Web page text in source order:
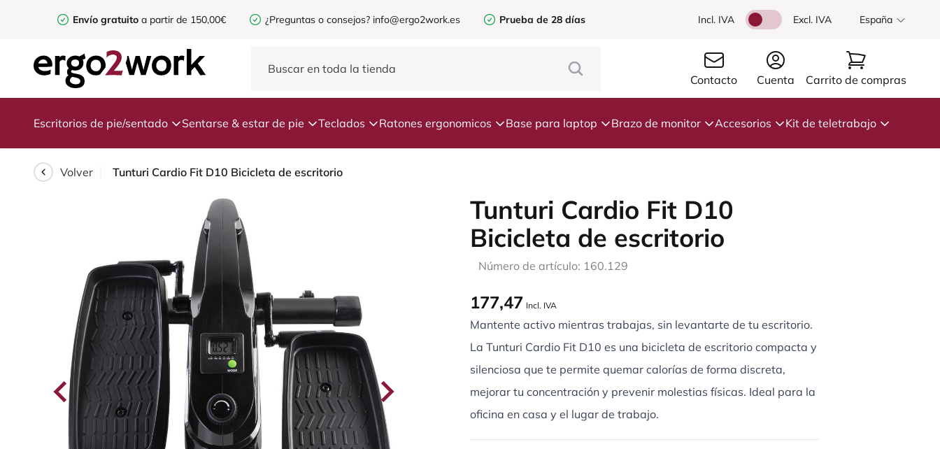
Envío gratuito a partir de 150,00€ ¿Preguntas o consejos? info@ergo2work.es Prueba de 28 días Incl. IVA Excl. IVA España
Contacto Cuenta Carrito de compras
Escritorios de pie/sentado Sentarse & estar de pie Teclados Ratones ergonomicos Base para laptop Brazo de monitor Accesorios Kit de teletrabajo
Volver Tunturi Cardio Fit D10 Bicicleta de escritorio
Tunturi Cardio Fit D10
Bicicleta de escritorio
Número de artículo: 160.129
177,47 Incl. IVA
Mantente activo mientras trabajas, sin levantarte de tu escritorio.
La Tunturi Cardio Fit D10 es una bicicleta de escritorio compacta y
silenciosa que te permite quemar calorías de forma discreta,
mejorar tu concentración y prevenir molestias físicas. Ideal para la
oficina en casa y el lugar de trabajo.